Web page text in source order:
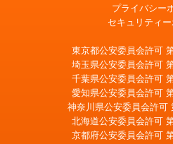
プライバシー
セキュリティ
東京都公安委員会許可
埼玉県公安委員会許可
千葉県公安委員会許可
愛知県公安委員会許可
神奈川県公安委員会許可
北海道公安委員会許可
京都府公安委員会許可